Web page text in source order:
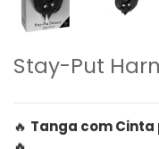
Stay-Put
🔥 Tanga com